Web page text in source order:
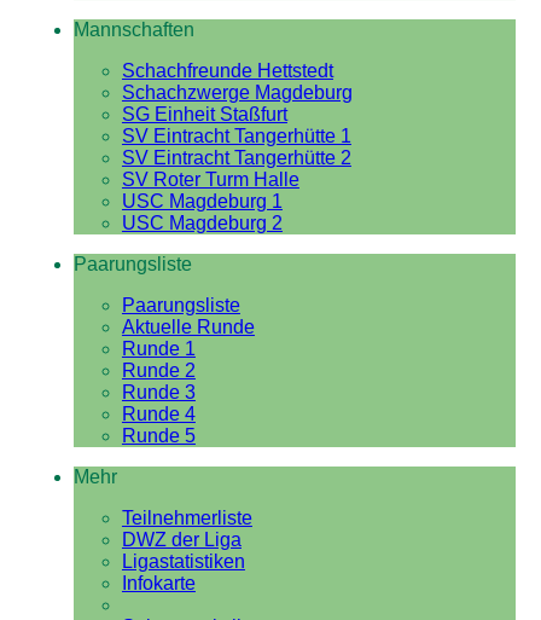
Mannschaften
Schachfreunde Hettstedt
Schachzwerge Magdeburg
SG Einheit Staßfurt
SV Eintracht Tangerhütte 1
SV Eintracht Tangerhütte 2
SV Roter Turm Halle
USC Magdeburg 1
USC Magdeburg 2
Paarungsliste
Paarungsliste
Aktuelle Runde
Runde 1
Runde 2
Runde 3
Runde 4
Runde 5
Mehr
Teilnehmerliste
DWZ der Liga
Ligastatistiken
Infokarte